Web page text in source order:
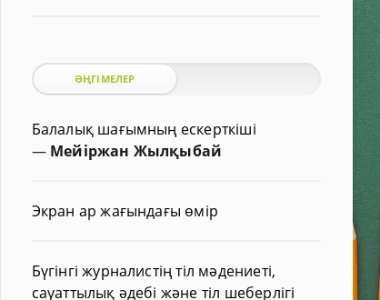
ӘҢГІМЕЛЕР
Балалық шағымның ескерткіші
— Мейіржан Жылқыбай
Экран ар жағындағы өмір
Бүгінгі журналистің тіл мәдениеті,
сауаттылық әдебі және тіл шеберлігі